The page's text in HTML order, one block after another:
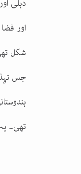
دہلی
اور
شکل
جس
تھی۔